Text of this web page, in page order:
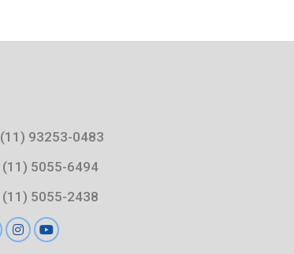
(11) 93253-0483
(11) 5055-6494
(11) 5055-2438